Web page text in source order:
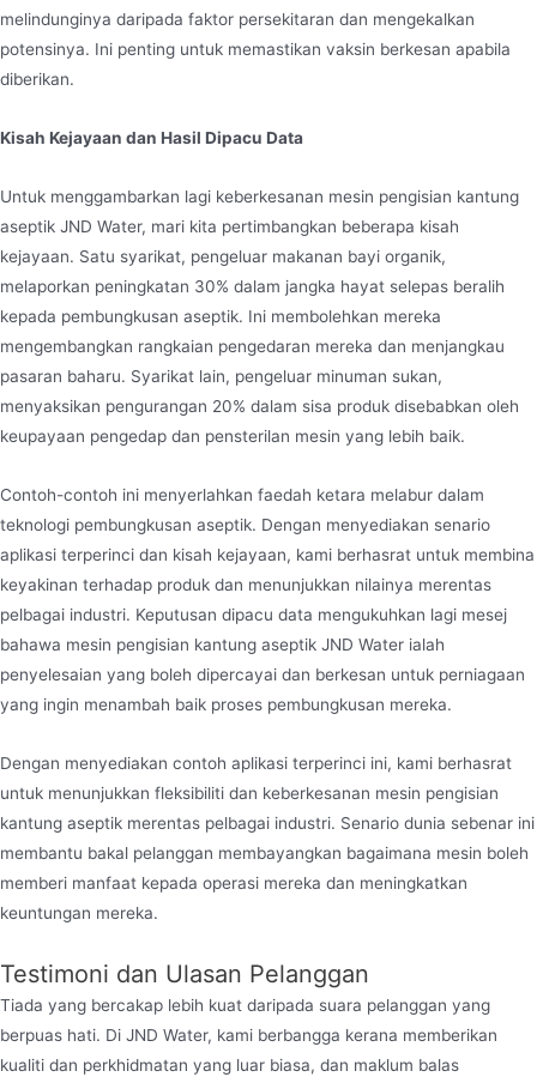
melindunginya daripada faktor persekitaran dan mengekalkan
potensinya. Ini penting untuk memastikan vaksin berkesan apabila
diberikan.
Kisah Kejayaan dan Hasil Dipacu Data
Untuk menggambarkan lagi keberkesanan mesin pengisian kantung
aseptik JND Water, mari kita pertimbangkan beberapa kisah
kejayaan. Satu syarikat, pengeluar makanan bayi organik,
melaporkan peningkatan 30% dalam jangka hayat selepas beralih
kepada pembungkusan aseptik. Ini membolehkan mereka
mengembangkan rangkaian pengedaran mereka dan menjangkau
pasaran baharu. Syarikat lain, pengeluar minuman sukan,
menyaksikan pengurangan 20% dalam sisa produk disebabkan oleh
keupayaan pengedap dan pensterilan mesin yang lebih baik.
Contoh-contoh ini menyerlahkan faedah ketara melabur dalam
teknologi pembungkusan aseptik. Dengan menyediakan senario
aplikasi terperinci dan kisah kejayaan, kami berhasrat untuk membina
keyakinan terhadap produk dan menunjukkan nilainya merentas
pelbagai industri. Keputusan dipacu data mengukuhkan lagi mesej
bahawa mesin pengisian kantung aseptik JND Water ialah
penyelesaian yang boleh dipercayai dan berkesan untuk perniagaan
yang ingin menambah baik proses pembungkusan mereka.
Dengan menyediakan contoh aplikasi terperinci ini, kami berhasrat
untuk menunjukkan fleksibiliti dan keberkesanan mesin pengisian
kantung aseptik merentas pelbagai industri. Senario dunia sebenar ini
membantu bakal pelanggan membayangkan bagaimana mesin boleh
memberi manfaat kepada operasi mereka dan meningkatkan
keuntungan mereka.
Testimoni dan Ulasan Pelanggan
Tiada yang bercakap lebih kuat daripada suara pelanggan yang
berpuas hati. Di JND Water, kami berbangga kerana memberikan
kualiti dan perkhidmatan yang luar biasa, dan maklum balas